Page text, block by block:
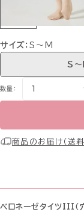
サイズ：S〜M
S〜
数量：
商品のお届け（送
ベロネーゼタイツIII